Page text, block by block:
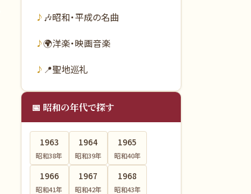
🎶昭和・平成の名曲
🌍洋楽・映画音楽
📍聖地巡礼
📅 昭和の年代で探す
1963
昭和38年
1964
昭和39年
1965
昭和40年
1966
昭和41年
1967
昭和42年
1968
昭和43年